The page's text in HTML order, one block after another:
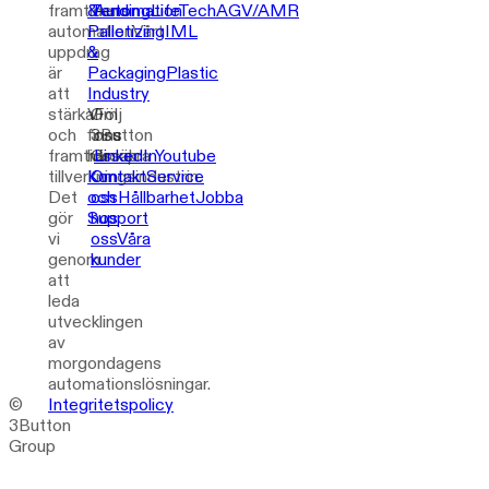
framtidens
automationVårt
uppdrag
är
att
stärka
och
framtidssäkra
tillverkningsindustrin.
Det
gör
vi
genom
att
leda
utvecklingen
av
morgondagens
automationslösningar.
&
PalletizingIML
&
PackagingPlastic
Industry
TendingLifeTechAGV/AMR
Automation
Vi
finns
här
KontaktService
och
Support
Om
3Button
Group
Om
ossHållbarhetJobba
hos
ossVåra
kunder
Följ
oss
LinkedInYoutube
©
3Button
Group
Integritetspolicy